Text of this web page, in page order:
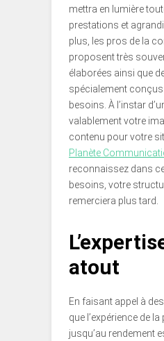
mettra en lumière
prestations et
plus, les pros de la
proposent très
élaborées ainsi que
spécialement
besoins. À l’instar
valablement votre
contenu pour votre
Planète
reconnaissez dans
besoins, votre
remerciera plus tard.
atout
En faisant appel à
que l’expérience de
jusqu’au rendement